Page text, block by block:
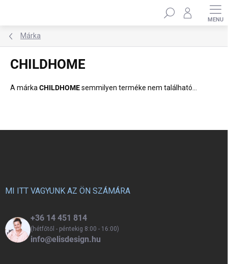
tartalomhoz
Keresés
Márka
CHILDHOME
A márka CHILDHOMEsemmilyen terméke nem található...
MI ITT VAGYUNK AZ ÖN SZÁMÁRA
+36 14 451 814
(hétfőtől - péntekig 8:00 - 16:00)
info@elisdesign.hu